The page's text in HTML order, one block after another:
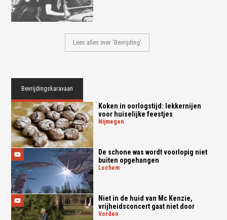
Lees alles over 'Bevrijding'
Bevrijdingskaravaan
Koken in oorlogstijd: lekkernijen
voor huiselijke feestjes
nijmegen
De schone was wordt voorlopig niet
buiten opgehangen
lochem
Niet in de huid van Mc Kenzie,
vrijheidsconcert gaat niet door
vorden